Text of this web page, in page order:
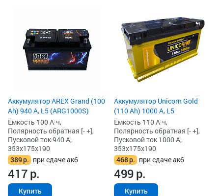
Аккумулятор AREX Grand (100
Ah) 940 А, L5 (ARG1000S)
Ёмкость 100 А·ч,
Полярность обратная [- +],
Пусковой ток 940 А,
353x175x190
389р. при сдаче акб
417р.
Купить
Аккумулятор Unicorn Gold
(110 Ah) 1000 А, L5
Ёмкость 110 А·ч,
Полярность обратная [- +],
Пусковой ток 1000 А,
353x175x190
468р. при сдаче акб
499р.
Купить